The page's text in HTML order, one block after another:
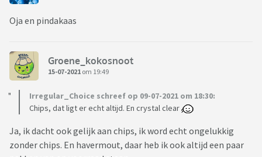
Oja en pindakaas
Groene_kokosnoot
15-07-2021 om 19:49
Irregular_Choice schreef op 09-07-2021 om 18:30:
Chips, dat ligt er echt altijd. En crystal clear
Ja, ik dacht ook gelijk aan chips, ik word echt ongelukkig
zonder chips. En havermout, daar heb ik ook altijd een paar